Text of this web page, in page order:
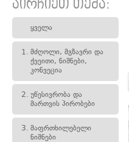
აირჩიეთ თემა:
ყველა
1. მძღოლი, მგზავრი და
ქვეითი, ნიშნები,
კონვეცია
2. უწესივრობა და
მართვის პირობები
3. მაფრთხილებელი
ნიშნები